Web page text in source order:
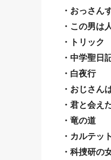
・おっさん
・この男は
・トリック
・中学聖日
・白夜行
・おじさん
・君と会え
・竜の道
・カルテット
・科捜研の